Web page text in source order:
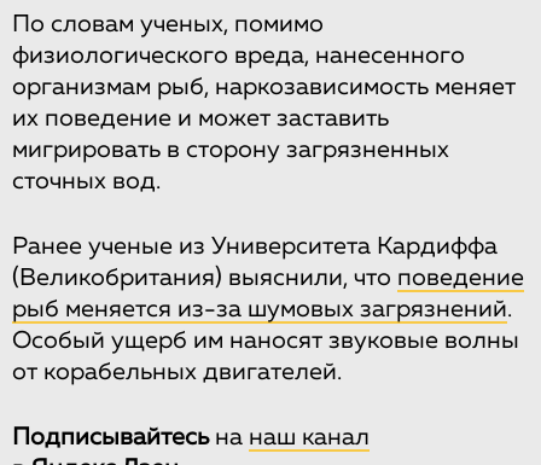
По словам ученых, помимо
физиологического вреда, нанесенного
организмам рыб, наркозависимость меняет
их поведение и может заставить
мигрировать в сторону загрязненных
сточных вод.
Ранее ученые из Университета Кардиффа
(Великобритания) выяснили, что поведение
рыб меняется из-за шумовых загрязнений.
Особый ущерб им наносят звуковые волны
от корабельных двигателей.
Подписывайтесьна наш канал